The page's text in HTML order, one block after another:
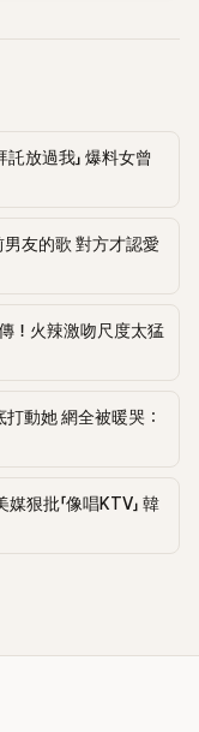
出逗趣火花。 全昭
緣分多次透過節目
氛瞬間凝結。 全
結婚才生得出來
爽。」自嘲中帶著
給我，我就在想，
曾哭著求前男友換
場來賓都聽得火大。
驚人：「如果被封
時，被警衛趕走還
回她人在喪禮現
。」 全昭旻2004年
歐若拉公主》、《下女
曾哭著拜託前男
想到對方卻冷冷拒
霸氣回應：「我會
臉親』！」超狂發言
打亂原本的粉紅氣
對方開酸：「氣氛
演擁抱戲碼，親密
「老婆」，佔有慾
，在綜藝圈人氣持
跨戲劇與綜藝兩界
期曾交往過偶像男
「養男友」。「昭旻
放過我」 爆料女曾
友的歌 對方才認愛
！火辣激吻尺度太猛
動她 網全被暖哭：
狠批「像唱KTV」 韓